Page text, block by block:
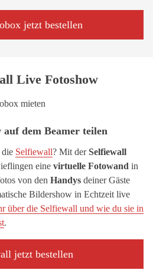
jetzt bestellen
Live Fotoshow
dem Beamer teilen
die Selfiewall? Mit derSelfiewall
eine virtuelle Fotowand in
von den Handys deiner Gäste
Bildershow in Echtzeit live
über die Selfiewall und wie du sie in
.
jetzt bestellen